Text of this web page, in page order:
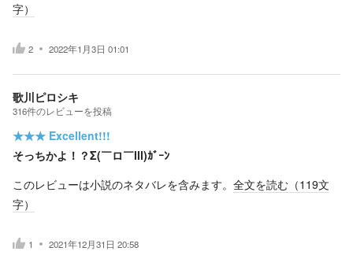
字）
2 2022年1月3日 01:01
歌川ピロシキ
316件のレビューを投稿
★★★ Excellent!!!
そっちかよ！？Σ(￣ロ￣lll)ｶﾞｰﾝ
このレビューは小説のネタバレを含みます。 全文を読む（119文
字）
1 2021年12月31日 20:58